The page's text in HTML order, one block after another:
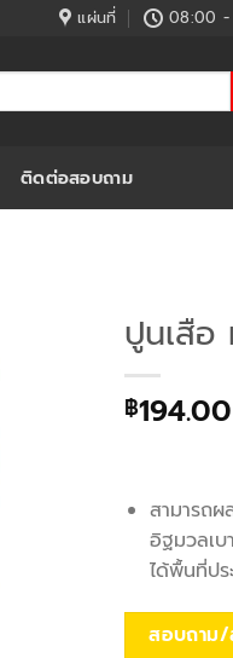
แผ่นที่ 08:00 -
ติดต่อสอบถาม
ปูนเสือ
฿194.00
สามารถผ
อิฐมวลเ
ได้พื้นที่ป
สอบถาม